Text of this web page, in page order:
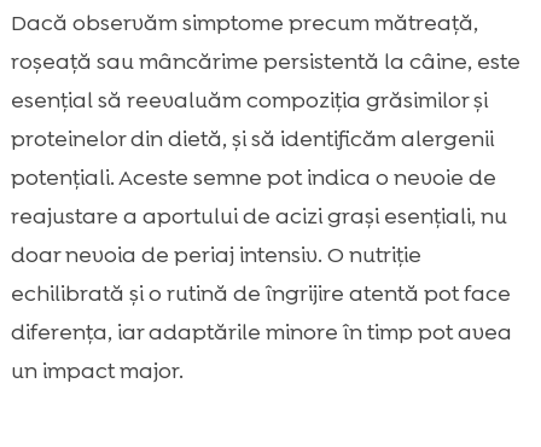
Dacă observăm simptome precum mătreață,
roșeață sau mâncărime persistentă la câine, este
esențial să reevaluăm compoziția grăsimilor și
proteinelor din dietă, și să identificăm alergenii
potențiali. Aceste semne pot indica o nevoie de
reajustare a aportului de acizi grași esențiali, nu
doar nevoia de periaj intensiv. O nutriție
echilibrată și o rutină de îngrijire atentă pot face
diferența, iar adaptările minore în timp pot avea
un impact major.